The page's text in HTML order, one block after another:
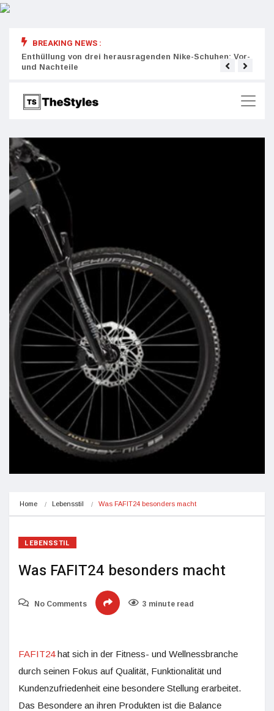
BREAKING NEWS :
Enthüllung von drei herausragenden Nike-Schuhen: Vor-
und Nachteile
Home Lebensstil Was FAFIT24 besonders macht
LEBENSSTIL
Was FAFIT24 besonders macht
No Comments 3 minute read
FAFIT24hat sich in der Fitness- und Wellnessbranche
durch seinen Fokus auf Qualität, Funktionalität und
Kundenzufriedenheit eine besondere Stellung erarbeitet.
Das Besondere an ihren Produkten ist die Balance